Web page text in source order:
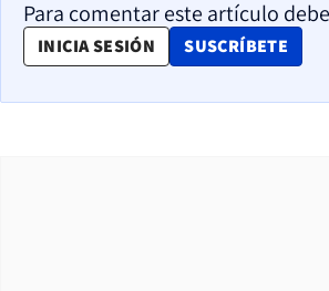
Para comentar este artículo
INICIA SESIÓN SUSCRÍBETE
OPENS IN NEW